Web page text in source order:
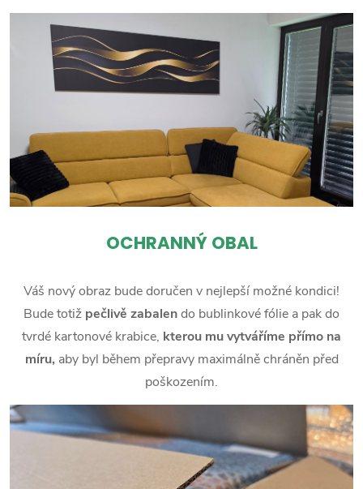
OCHRANNÝ OBAL
Váš nový obraz bude doručen v nejlepší možné kondici!
Bude totiž pečlivě zabalendo bublinkové fólie a pak do
tvrdé kartonové krabice, kterou mu vytváříme přímo na
míru, aby byl během přepravy maximálně chráněn před
poškozením.